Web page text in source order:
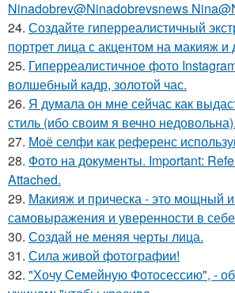
Ninadobrev@Ninadobrevsnews
24. Создайте гиперреалистичный
портрет лица с акцентом на макияж и
25. Гиперреалистичное фото
волшебный кадр, золотой час.
26. Я думала он мне сейчас как
стиль (ибо своим я вечно недовольна).
27. Моё селфи как референс
28. Фото на документы. Important:
Attached.
29. Макияж и прическа - это мощный
самовыражения и уверенности в
30. Создай не меняя черты лица.
31. Сила живой фотографии!
32. "Хочу Семейную Фотосессию", -